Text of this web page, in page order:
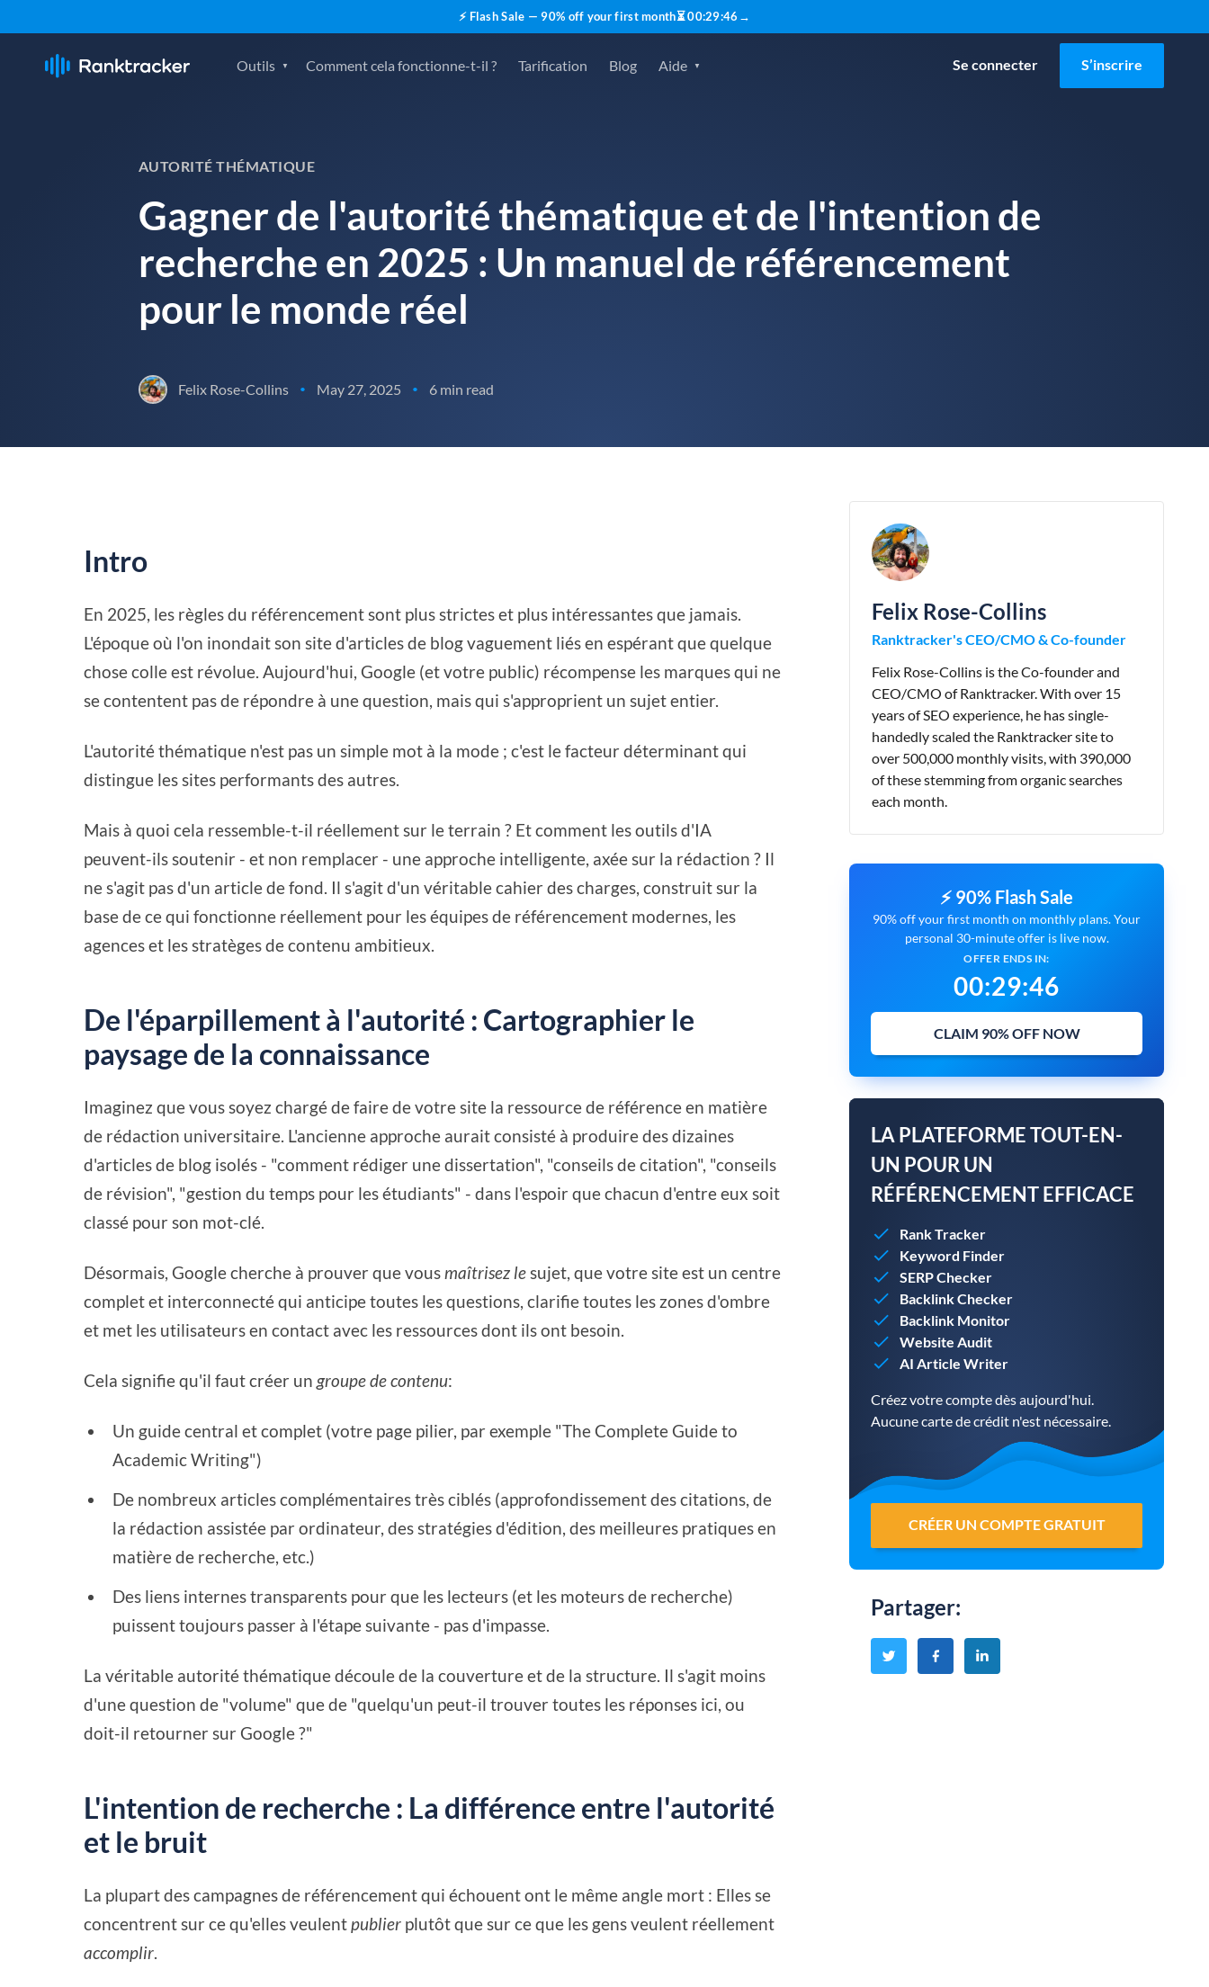
⚡ Flash Sale — 90% off your first month⏳00:29:45 →
Outils Comment cela fonctionne-t-il ? Tarification Blog Aide Se connecter S’inscrire
AUTORITÉ THÉMATIQUE
Gagner de l'autorité thématique et de l'intention de
recherche en 2025 : Un manuel de référencement
pour le monde réel
Felix Rose-Collins • May 27, 2025 • 6 min read
Intro
En 2025, les règles du référencement sont plus strictes et plus intéressantes que jamais.
L'époque où l'on inondait son site d'articles de blog vaguement liés en espérant que quelque
chose colle est révolue. Aujourd'hui, Google (et votre public) récompense les marques qui ne
se contentent pas de répondre à une question, mais qui s'approprient un sujet entier.
L'autorité thématique n'est pas un simple mot à la mode ; c'est le facteur déterminant qui
distingue les sites performants des autres.
Mais à quoi cela ressemble-t-il réellement sur le terrain ? Et comment les outils d'IA
peuvent-ils soutenir - et non remplacer - une approche intelligente, axée sur la rédaction ? Il
ne s'agit pas d'un article de fond. Il s'agit d'un véritable cahier des charges, construit sur la
base de ce qui fonctionne réellement pour les équipes de référencement modernes, les
agences et les stratèges de contenu ambitieux.
De l'éparpillement à l'autorité : Cartographier le
paysage de la connaissance
Imaginez que vous soyez chargé de faire de votre site la ressource de référence en matière
de rédaction universitaire. L'ancienne approche aurait consisté à produire des dizaines
d'articles de blog isolés - "comment rédiger une dissertation", "conseils de citation", "conseils
de révision", "gestion du temps pour les étudiants" - dans l'espoir que chacun d'entre eux soit
classé pour son mot-clé.
Désormais, Google cherche à prouver que vousmaîtrisez lesujet, que votre site est un centre
complet et interconnecté qui anticipe toutes les questions, clarifie toutes les zones d'ombre
et met les utilisateurs en contact avec les ressources dont ils ont besoin.
Cela signifie qu'il faut créer ungroupe de contenu:
Un guide central et complet (votre page pilier, par exemple "The Complete Guide to
Academic Writing")
De nombreux articles complémentaires très ciblés (approfondissement des citations, de
la rédaction assistée par ordinateur, des stratégies d'édition, des meilleures pratiques en
matière de recherche, etc.)
Des liens internes transparents pour que les lecteurs (et les moteurs de recherche)
puissent toujours passer à l'étape suivante - pas d'impasse.
La véritable autorité thématique découle de la couverture et de la structure. Il s'agit moins
d'une question de "volume" que de "quelqu'un peut-il trouver toutes les réponses ici, ou
doit-il retourner sur Google ?"
L'intention de recherche : La différence entre l'autorité
et le bruit
La plupart des campagnes de référencement qui échouent ont le même angle mort : Elles se
concentrent sur ce qu'elles veulentpublier plutôt que sur ce que les gens veulent réellement
accomplir.
Felix Rose-Collins
Ranktracker's CEO/CMO & Co-founder
Felix Rose-Collins is the Co-founder and
CEO/CMO of Ranktracker. With over 15
years of SEO experience, he has single-
handedly scaled the Ranktracker site to
over 500,000 monthly visits, with 390,000
of these stemming from organic searches
each month.
⚡ 90% Flash Sale
90% off your first month on monthly plans. Your
personal 30-minute offer is live now.
OFFER ENDS IN:
00:29:45
CLAIM 90% OFF NOW
LA PLATEFORME TOUT-EN-
UN POUR UN
RÉFÉRENCEMENT EFFICACE
Rank Tracker
Keyword Finder
SERP Checker
Backlink Checker
Backlink Monitor
Website Audit
AI Article Writer
Créez votre compte dès aujourd'hui.
Aucune carte de crédit n'est nécessaire.
CRÉER UN COMPTE GRATUIT
Partager: